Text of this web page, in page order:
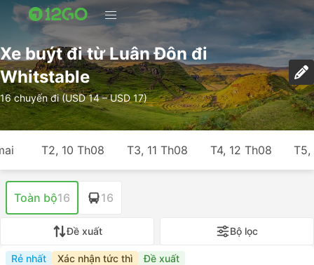
Xe buýt đi từ Luân Đôn đi
Whitstable
16 chuyến đi (USD 14 – USD 17)
T2, 10 Th08 T3, 11 Th08 T4, 12 Th08 T5,
Toàn bộ16 16
Đề xuất Bộ lọc
Rẻ nhất Xác nhận tức thì Đề xuất